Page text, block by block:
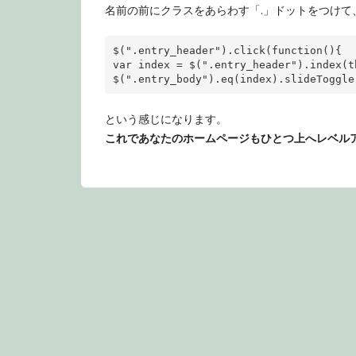
名前の前にクラスをあらわす「.」ドットをつけて、
$( ".entry_header" ).click( function
var index = $( ".entry_header" ).index(
$( ".entry_body"
という感じになります。
これであなたのホームページもひとつ上へレベル